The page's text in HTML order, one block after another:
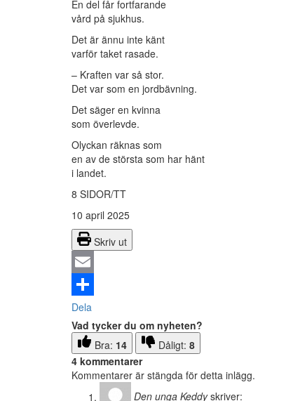
En del får fortfarande
vård på sjukhus.
Det är ännu inte känt
varför taket rasade.
– Kraften var så stor.
Det var som en jordbävning.
Det säger en kvinna
som överlevde.
Olyckan räknas som
en av de största som har hänt
i landet.
8 SIDOR/TT
10 april 2025
Skriv ut
Email
Dela
Vad tycker du om nyheten?
Bra: 14 Dåligt: 8
4 kommentarer
Kommentarer är stängda för detta inlägg.
Den unga Keddy skriver: